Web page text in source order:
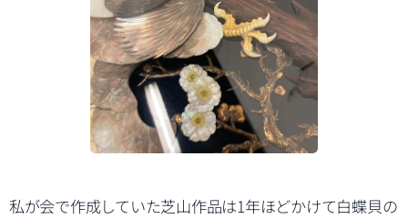
私が会で作成していた芝山作品は1年ほどかけて白蝶貝の